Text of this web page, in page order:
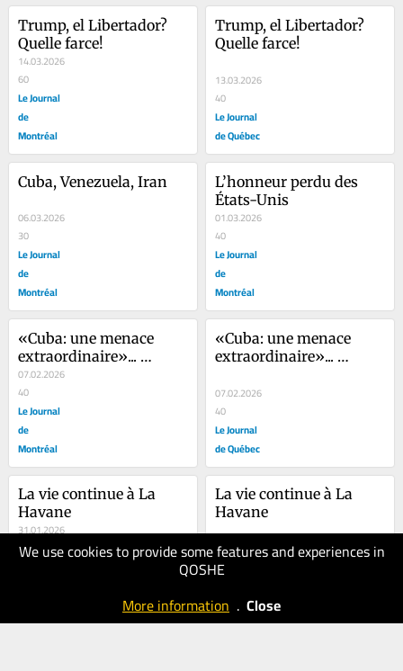
We use cookies to provide some features and experiences in
QOSHE
More information . Close
Trump, el Libertador?
Quelle farce!
14.03.2026
60
Le Journal
de
Montréal
Trump, el Libertador?
Quelle farce!
13.03.2026
40
Le Journal
de Québec
Cuba, Venezuela, Iran
06.03.2026
30
Le Journal
de
Montréal
L’honneur perdu des
États-Unis
01.03.2026
40
Le Journal
de
Montréal
«Cuba: une menace
extraordinaire»...
Vraiment?
07.02.2026
40
Le Journal
de
Montréal
«Cuba: une menace
extraordinaire»...
07.02.2026
40
Le Journal
de Québec
La vie continue à La
Havane
31.01.2026
50
La vie continue à La
Havane
31.01.2026
50
de Québec